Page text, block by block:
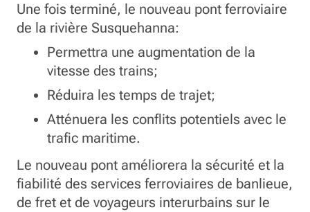
Une fois terminé, le nouveau pont ferroviaire
de la rivière Susquehanna:
Permettra une augmentation de la
vitesse des trains;
Réduira les temps de trajet;
Atténuera les conflits potentiels avec le
trafic maritime.
Le nouveau pont améliorera la sécurité et la
fiabilité des services ferroviaires de banlieue,
de fret et de voyageurs interurbains sur le